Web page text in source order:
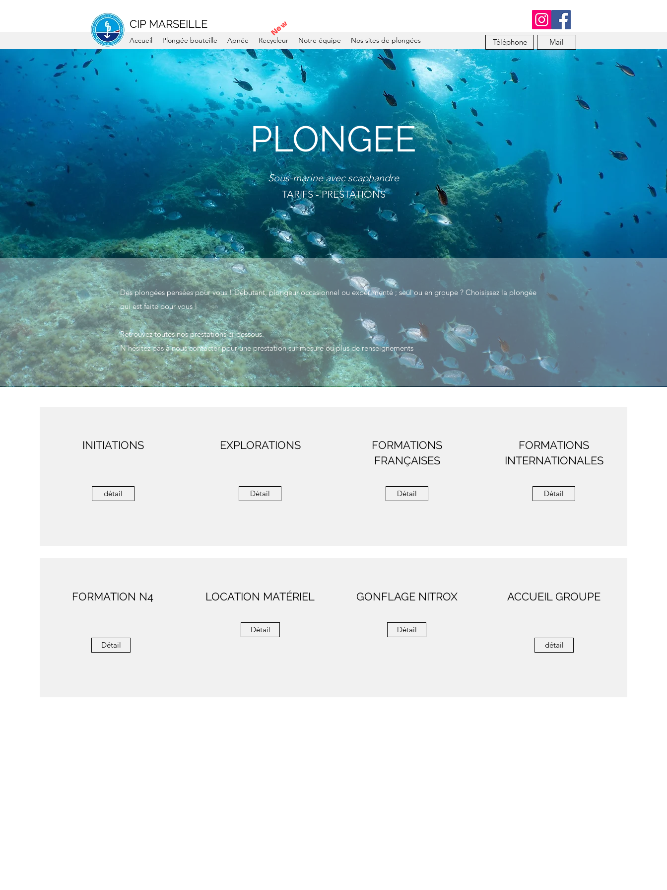
CIP MARSEILLE
Accueil Plongée bouteille Apnée Recycleur Notre équipe Nos sites de plongées Mail
Téléphone
New
PLONGEE
Sous-marine avec scaphandre
TARIFS - PRESTATIONS
Des plongées pensées pour vous ! Débutant, plongeur occasionnel ou expérimenté ; seul ou en groupe ? Choisissez la plongée
qui est faite pour vous !
Retrouvez toutes nos prestations ci-dessous.
N'hésitez pas à nous contacter pour une prestation sur mesure ou plus de renseignements
INITIATIONS
détail
EXPLORATIONS
Détail
FORMATIONS
FRANÇAISES
Détail
FORMATIONS
INTERNATIONALES
Détail
FORMATION N4
Détail
LOCATION MATÉRIEL
Détail
GONFLAGE NITROX
Détail
ACCUEIL GROUPE
détail